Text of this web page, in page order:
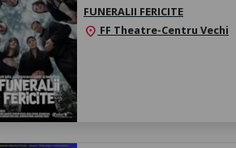
FUNERALII FERICITE
location_on FF Theatre-Centru Vechi